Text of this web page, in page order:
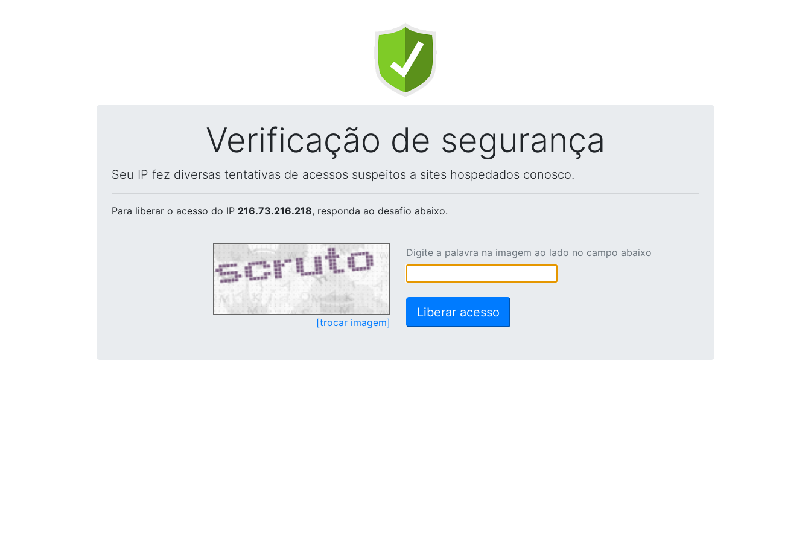
Verificação de segurança
Seu IP fez diversas tentativas de acessos suspeitos a sites hospedados conosco.
Para liberar o acesso do IP 216.73.216.218, responda ao desafio abaixo.
[trocar imagem]
Digite a palavra na imagem ao lado no campo abaixo